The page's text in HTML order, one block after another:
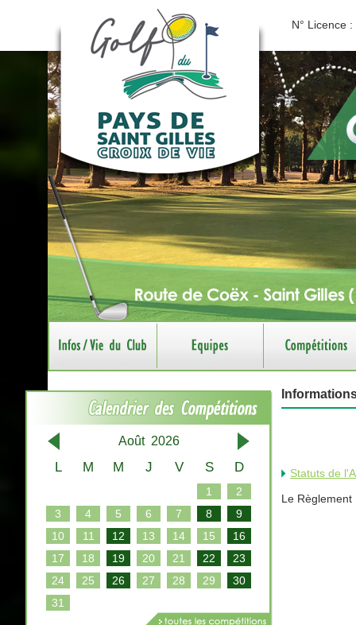
N° Licence :
Août 2026
L M M J V S D
1
2
3
4 5 6 7 8
9
10
11 12 13 14 15
16
17
18 19 20 21 22
23
24
25 26 27 28 29
30
31
Statuts de
Le